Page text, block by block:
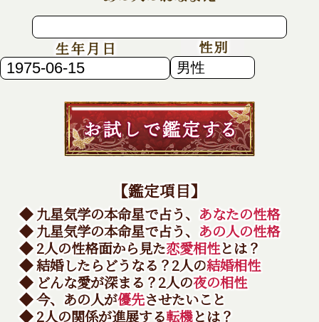
【鑑定項目】
◆ 九星気学の本命星で占う、 あなたの性格
◆ 九星気学の本命星で占う、 あの人の性格
◆ 2人の性格面から見た恋愛相性とは？
◆ 結婚したらどうなる？2人の結婚相性
◆ どんな愛が深まる？2人の夜の相性
◆ 今、あの人が優先させたいこと
◆ 2人の関係が進展する転機とは？